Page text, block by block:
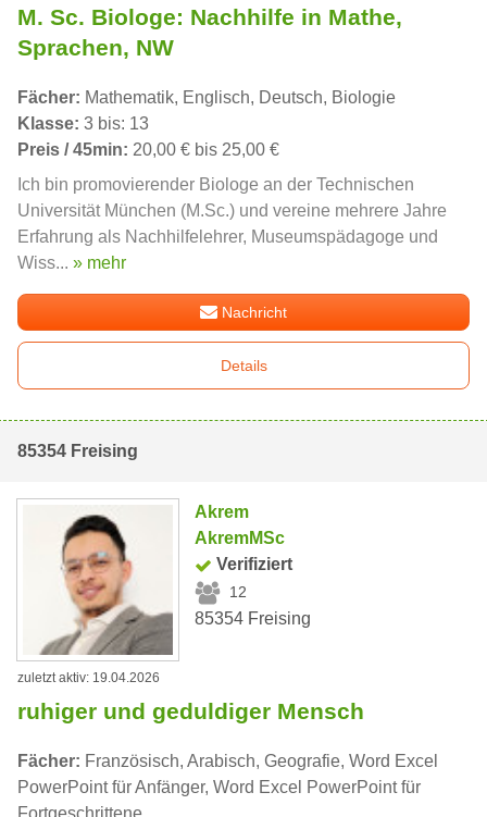
M. Sc. Biologe: Nachhilfe in Mathe,
Sprachen, NW
Fächer: Mathematik, Englisch, Deutsch, Biologie
Klasse: 3 bis: 13
Preis / 45min: 20,00 € bis 25,00 €
Ich bin promovierender Biologe an der Technischen
Universität München (M.Sc.) und vereine mehrere Jahre
Erfahrung als Nachhilfelehrer, Museumspädagoge und
Wiss... » mehr
Nachricht
Details
85354 Freising
Akrem
AkremMSc
Verifiziert
12
85354 Freising
zuletzt aktiv: 19.04.2026
ruhiger und geduldiger Mensch
Fächer: Französisch, Arabisch, Geografie, Word Excel
PowerPoint für Anfänger, Word Excel PowerPoint für